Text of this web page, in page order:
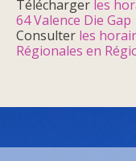
Télécharger les
64 Valence Die Gap
Consulter les
Régionales en